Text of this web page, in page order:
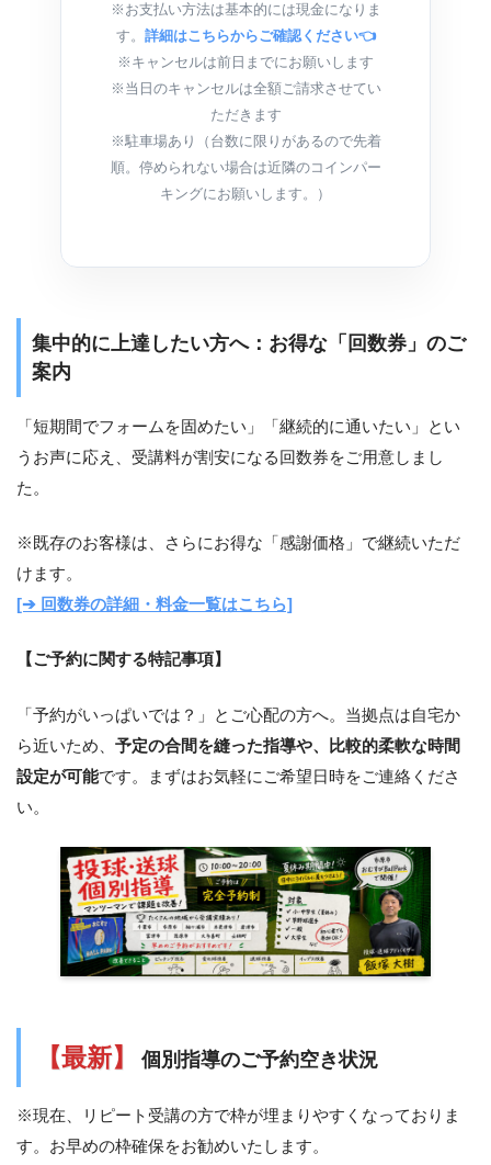
※お支払い方法は基本的には現金になりま
す。 詳細はこちらからご確認ください👈
※キャンセルは前日までにお願いします
※当日のキャンセルは全額ご請求させてい
ただきます
※駐車場あり（台数に限りがあるので先着
順。停められない場合は近隣のコインパー
キングにお願いします。）
集中的に上達したい方へ：お得な「回数券」のご
案内
「短期間でフォームを固めたい」「継続的に通いたい」とい
うお声に応え、受講料が割安になる回数券をご用意しまし
た。
※既存のお客様は、さらにお得な「感謝価格」で継続いただ
けます。
[➔ 回数券の詳細・料金一覧はこちら]
【ご予約に関する特記事項】
「予約がいっぱいでは？」とご心配の方へ。当拠点は自宅か
ら近いため、 予定の合間を縫った指導や、比較的柔軟な時間
設定が可能です。まずはお気軽にご希望日時をご連絡くださ
い。
【最新】 個別指導のご予約空き状況
※現在、リピート受講の方で枠が埋まりやすくなっておりま
す。お早めの枠確保をお勧めいたします。